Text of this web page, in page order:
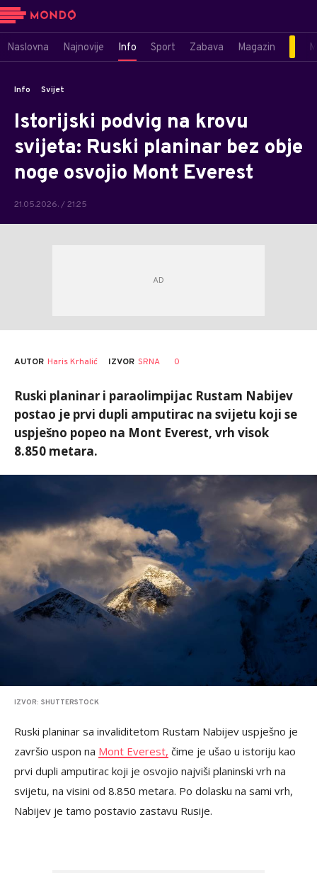
Naslovna Najnovije Info Sport Zabava Magazin
Info Svijet
Istorijski podvig na krovu
svijeta: Ruski planinar bez obje
noge osvojio Mont Everest
21.05.2026. / 21:25
AUTOR Haris Krhalić IZVOR SRNA 0
Ruski planinar i paraolimpijac Rustam Nabijev
postao je prvi dupli amputirac na svijetu koji se
uspješno popeo na Mont Everest, vrh visok
8.850 metara.
IZVOR: SHUTTERSTOCK
Ruski planinar sa invaliditetom Rustam Nabijev uspješno je
završio uspon na Mont Everest, čime je ušao u istoriju kao
prvi dupli amputirac koji je osvojio najviši planinski vrh na
svijetu, na visini od 8.850 metara. Po dolasku na sami vrh,
Nabijev je tamo postavio zastavu Rusije.